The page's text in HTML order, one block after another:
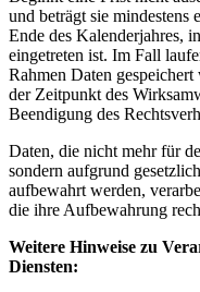
und beträgt sie mindestens
Ende des Kalenderjahres,
eingetreten ist. Im Fall
Rahmen Daten
der Zeitpunkt des
Beendigung des
Daten, die nicht mehr für
sondern aufgrund
aufbewahrt werden,
die ihre Aufbewahrung
Weitere Hinweise zu
Diensten: